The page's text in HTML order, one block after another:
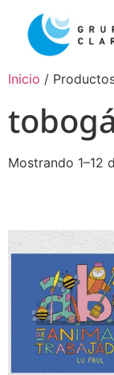
Inicio /
Mostrando 1–12